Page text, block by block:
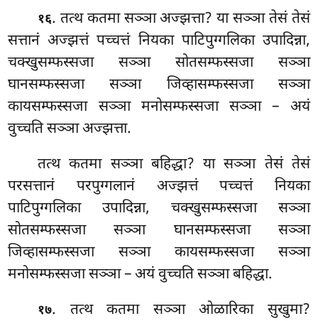
१६. तत्थकतमा सञ्ञा अज्झत्ता? या सञ्ञा तेसं तेसं
सत्तानं अज्झत्तं पच्चत्तं नियका पाटिपुग्गलिका उपादिन्ना,
चक्खुसम्फस्सजा सञ्ञा सोतसम्फस्सजा सञ्ञा
घानसम्फस्सजा सञ्ञा जिव्हासम्फस्सजा सञ्ञा
कायसम्फस्सजा सञ्ञा मनोसम्फस्सजा सञ्ञा – अयं
वुच्चति सञ्ञा अज्झत्ता.
तत्थकतमा सञ्ञा बहिद्धा? या सञ्ञा तेसं तेसं
परसत्तानं परपुग्गलानं अज्झत्तं पच्चत्तं नियका
पाटिपुग्गलिका उपादिन्ना, चक्खुसम्फस्सजा सञ्ञा
सोतसम्फस्सजा सञ्ञा घानसम्फस्सजा सञ्ञा
जिव्हासम्फस्सजा सञ्ञा कायसम्फस्सजा सञ्ञा
मनोसम्फस्सजा सञ्ञा – अयं वुच्चति सञ्ञा बहिद्धा.
१७. तत्थकतमा सञ्ञा ओळारिका सुखुमा?